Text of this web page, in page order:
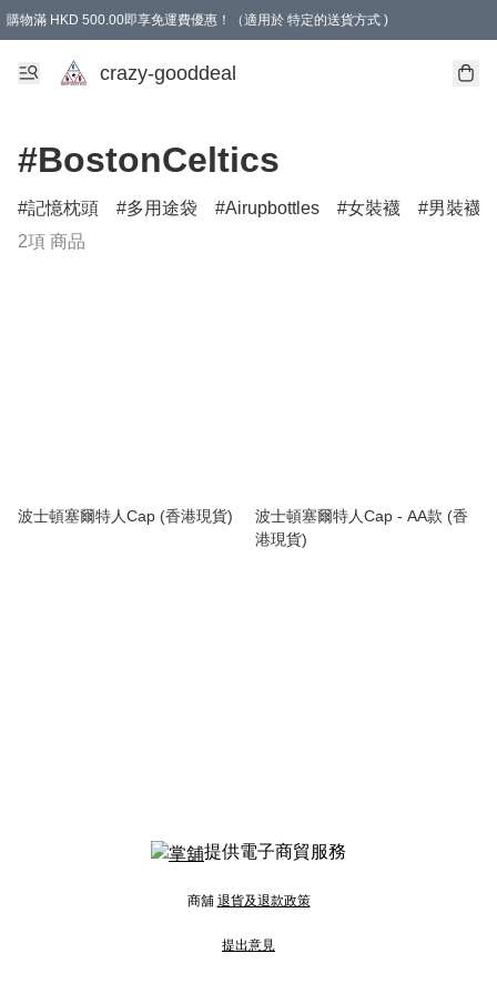
購物滿 HKD 500.00即享免運費優惠！（適用於 特定的送貨方式 )
成為會員可享免費禮品
crazy-gooddeal
#BostonCeltics
記憶枕頭 多用途袋 Airupbottles 女裝襪
男裝襪
2項 商品
波士頓塞爾特人Cap (香港現貨)
波士頓塞爾特人Cap - AA款 (香
港現貨)
提供電子商貿服務
商舖 退貨及退款政策
提出意見